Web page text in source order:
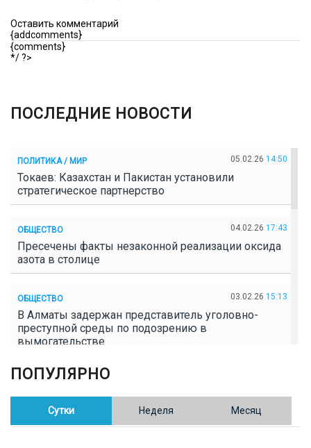
Оставить комментарий
{addcomments}
{comments}
*/ ?>
ПОСЛЕДНИЕ НОВОСТИ
ПОЛИТИКА / МИР 05.02.26 14:50
Токаев: Казахстан и Пакистан установили
стратегическое партнерство
ОБЩЕСТВО 04.02.26 17:43
Пресечены факты незаконной реализации оксида
азота в столице
ОБЩЕСТВО 03.02.26 15:13
В Алматы задержан представитель уголовно-
преступной среды по подозрению в
вымогательстве
ОБЩЕСТВО
Полицейские пресекли незаконное выращивание
конопли в Таразе
ПОПУЛЯРНО
Сутки Неделя Месяц